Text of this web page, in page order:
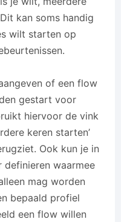
kan soms handig
wilt starten op
of een flow
gestart voor
hiervoor de vink
keren starten’
Ook kun je in
waarmee
mag worden
bepaald profiel
een flow willen